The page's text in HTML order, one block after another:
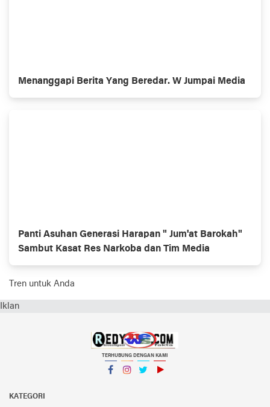
Menanggapi Berita Yang Beredar. W Jumpai Media
Panti Asuhan Generasi Harapan " Jum'at Barokah"
Sambut Kasat Res Narkoba dan Tim Media
Tren untuk Anda
Iklan
TERHUBUNG DENGAN KAMI
KATEGORI